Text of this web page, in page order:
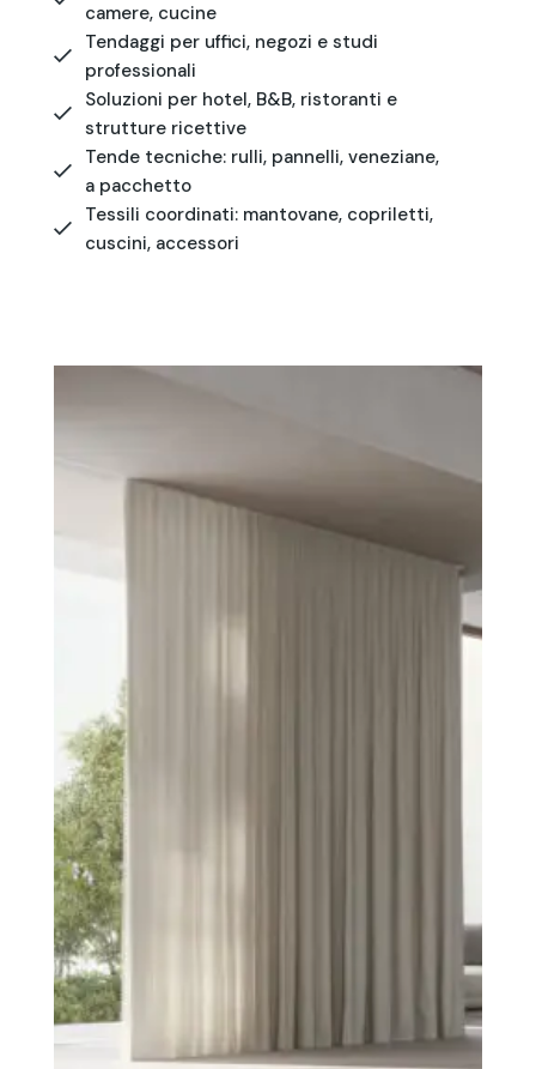
camere, cucine
Tendaggi per uffici, negozi e studi
professionali
Soluzioni per hotel, B&B, ristoranti e
strutture ricettive
Tende tecniche: rulli, pannelli, veneziane,
a pacchetto
Tessili coordinati: mantovane, copriletti,
cuscini, accessori